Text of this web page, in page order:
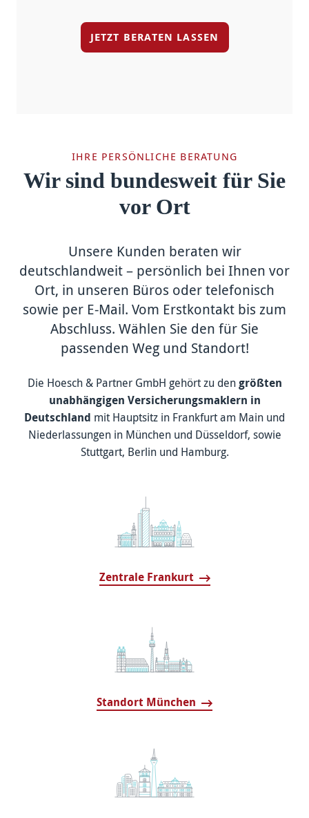
JETZT BERATEN LASSEN
IHRE PERSÖNLICHE BERATUNG
Wir sind bundesweit für Sie
vor Ort
Unsere Kunden beraten wir
deutschlandweit – persönlich bei Ihnen vor
Ort, in unseren Büros oder telefonisch
sowie per E-Mail. Vom Erstkontakt bis zum
Abschluss. Wählen Sie den für Sie
passenden Weg und Standort!
Die Hoesch & Partner GmbH gehört zu dengrößten
unab­hängigen Versicherungsmaklern in
Deutschland mit Hauptsitz in Frankfurt am Main und
Niederlassungen in München und Düsseldorf, sowie
Stuttgart, Berlin und Hamburg.
Zentrale Frankurt
Standort München